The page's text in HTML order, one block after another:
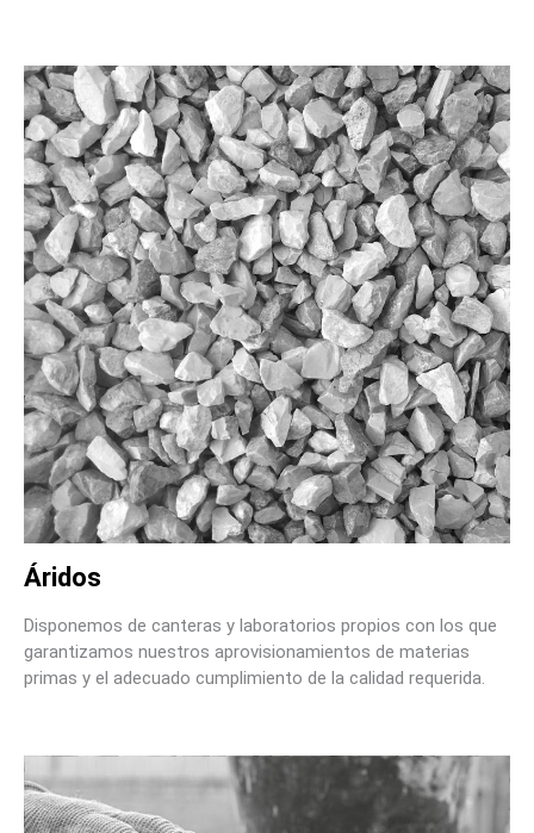
Áridos
Disponemos de canteras y laboratorios propios con los que
garantizamos nuestros aprovisionamientos de materias
primas y el adecuado cumplimiento de la calidad requerida.